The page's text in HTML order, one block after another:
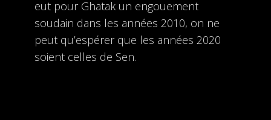
eut pour Ghatak un engouement
soudain dans les années 2010, on ne
peut qu’espérer que les années 2020
soient celles de Sen.